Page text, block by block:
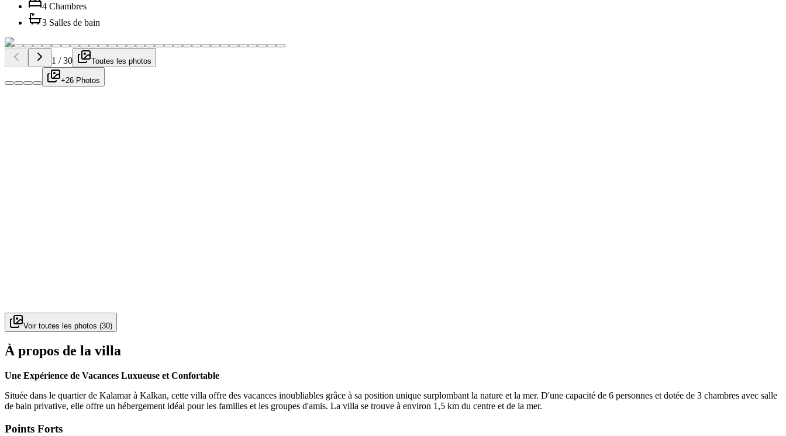
4 Chambres
3 Salles de bain
1 /30 Toutes les photos
+26 Photos
Voir toutes les photos (30)
À propos de la villa
Une Expérience de Vacances Luxueuse et Confortable
Située dans le quartier de Kalamar à Kalkan, cette villa offre des vacances inoubliables grâce à sa position unique surplombant la nature et la mer. D'une capacité de 6 personnes et dotée de 3 chambres avec salle
de bain privative, elle offre un hébergement idéal pour les familles et les groupes d'amis. La villa se trouve à environ 1,5 km du centre et de la mer.
Points Forts